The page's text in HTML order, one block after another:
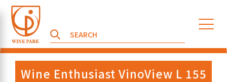
Wine Enthusiast VinoView L 155